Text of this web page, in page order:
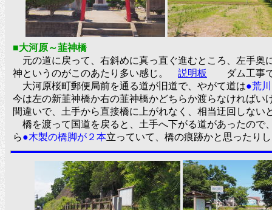
■大河原～韮神橋
元の道に戻って、右斜めに真っ直ぐ進むところ、左手奥
神というのがこのあたり多い感じ。 説明板
ダム工事で
大河原桜町郵便局前を通る道が旧道で、やがて道は●荒
今は左の新韮神橋か右の韮神橋かどちらか渡らなければ
間違いで、土手から直接橋に上がれなく、相当迂回しない
橋を渡って国道を戻ると、土手へ下がる道があったの
ら●木製の橋脚が２本立っていて、橋の痕跡かと思ったり